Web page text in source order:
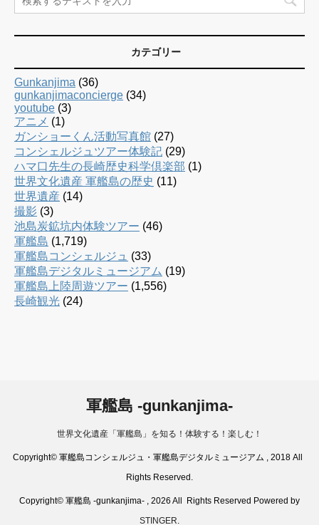
カテゴリー
Gunkanjima (36)
gunkanjimaconcierge (34)
youtube (3)
アニメ (1)
ガンショーくん活動写真館 (27)
コンシェルジュツアー体験記 (29)
ハマ口先生の長崎歴史科学倶楽部 (1)
世界文化遺産 軍艦島の歴史 (11)
世界遺産 (14)
撮影 (3)
池島炭鉱坑内体験ツアー (46)
軍艦島 (1,719)
軍艦島コンシェルジュ (33)
軍艦島デジタルミュージアム (19)
軍艦島上陸周遊ツアー (1,556)
長崎観光 (24)
軍艦島 -gunkanjima-
世界文化遺産「軍艦島」を知る！体験する！楽しむ！
Copyright© 軍艦島コンシェルジュ・軍艦島デジタルミュージアム , 2018 All
Rights Reserved.
Copyright© 軍艦島 -gunkanjima- , 2026 All Rights Reserved Powered by
STINGER.